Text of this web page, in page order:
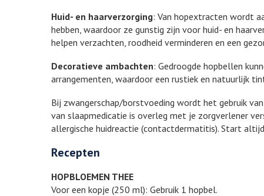
Huid- en haarverzorging: Van hopextracten wordt
hebben, waardoor ze gunstig zijn voor huid- en
helpen verzachten, roodheid verminderen en een
Decoratieve ambachten: Gedroogde hopbellen
arrangementen, waardoor een rustiek en natuurlijk
Bij zwangerschap/borstvoeding wordt het gebruik
van slaapmedicatie is overleg met je zorgverlener
allergische huidreactie (contactdermatitis). Start
Recepten
HOPBLOEMEN THEE
Voor een kopje (250 ml): Gebruik 1 hopbel.